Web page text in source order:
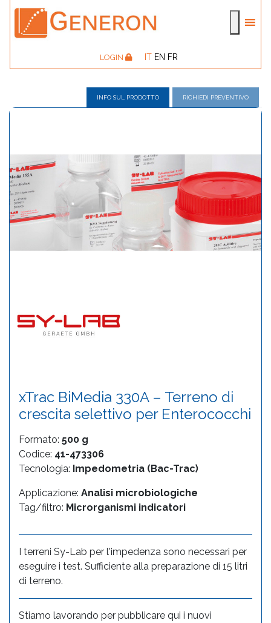
LOGIN IT EN FR
INFO SUL PRODOTTO RICHIEDI PREVENTIVO
xTrac BiMedia 330A – Terreno di
crescita selettivo per Enterococchi
Formato: 500 g
Codice: 41-473306
Tecnologia: Impedometria (Bac-Trac)
Applicazione: Analisi microbiologiche
Tag/filtro: Microrganismi indicatori
I terreni Sy-Lab per l'impedenza sono necessari per
eseguire i test. Sufficiente alla preparazione di 15 litri
di terreno.
Stiamo lavorando per pubblicare qui i nuovi